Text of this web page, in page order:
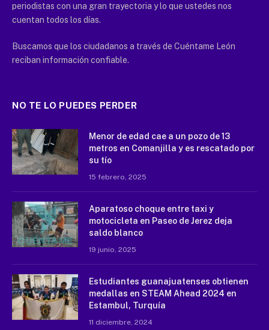
periodistas con una gran trayectoria y lo que ustedes nos
cuentan todos los días.
Buscamos que los ciudadanos a través de Cuéntame León
reciban información confiable.
NO TE LO PUEDES PERDER
Menor de edad cae a un pozo de 13
metros en Comanjilla y es rescatado por
su tío
15 febrero, 2025
Aparatoso choque entre taxi y
motocicleta en Paseo de Jerez deja
saldo blanco
19 junio, 2025
Estudiantes guanajuatenses obtienen
medallas en STEAM Ahead 2024 en
Estambul, Turquía
11 diciembre, 2024